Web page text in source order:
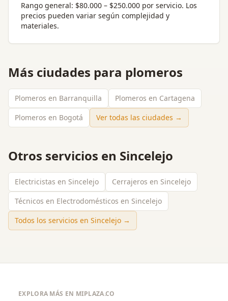
Rango general: $80.000 – $250.000 por servicio. Los
precios pueden variar según complejidad y
materiales.
Más ciudades para plomeros
Plomeros en Barranquilla
Plomeros en Cartagena
Plomeros en Bogotá
Ver todas las ciudades →
Otros servicios en Sincelejo
Electricistas en Sincelejo
Cerrajeros en Sincelejo
Técnicos en Electrodomésticos en Sincelejo
Todos los servicios en Sincelejo →
EXPLORA MÁS EN MIPLAZA.CO